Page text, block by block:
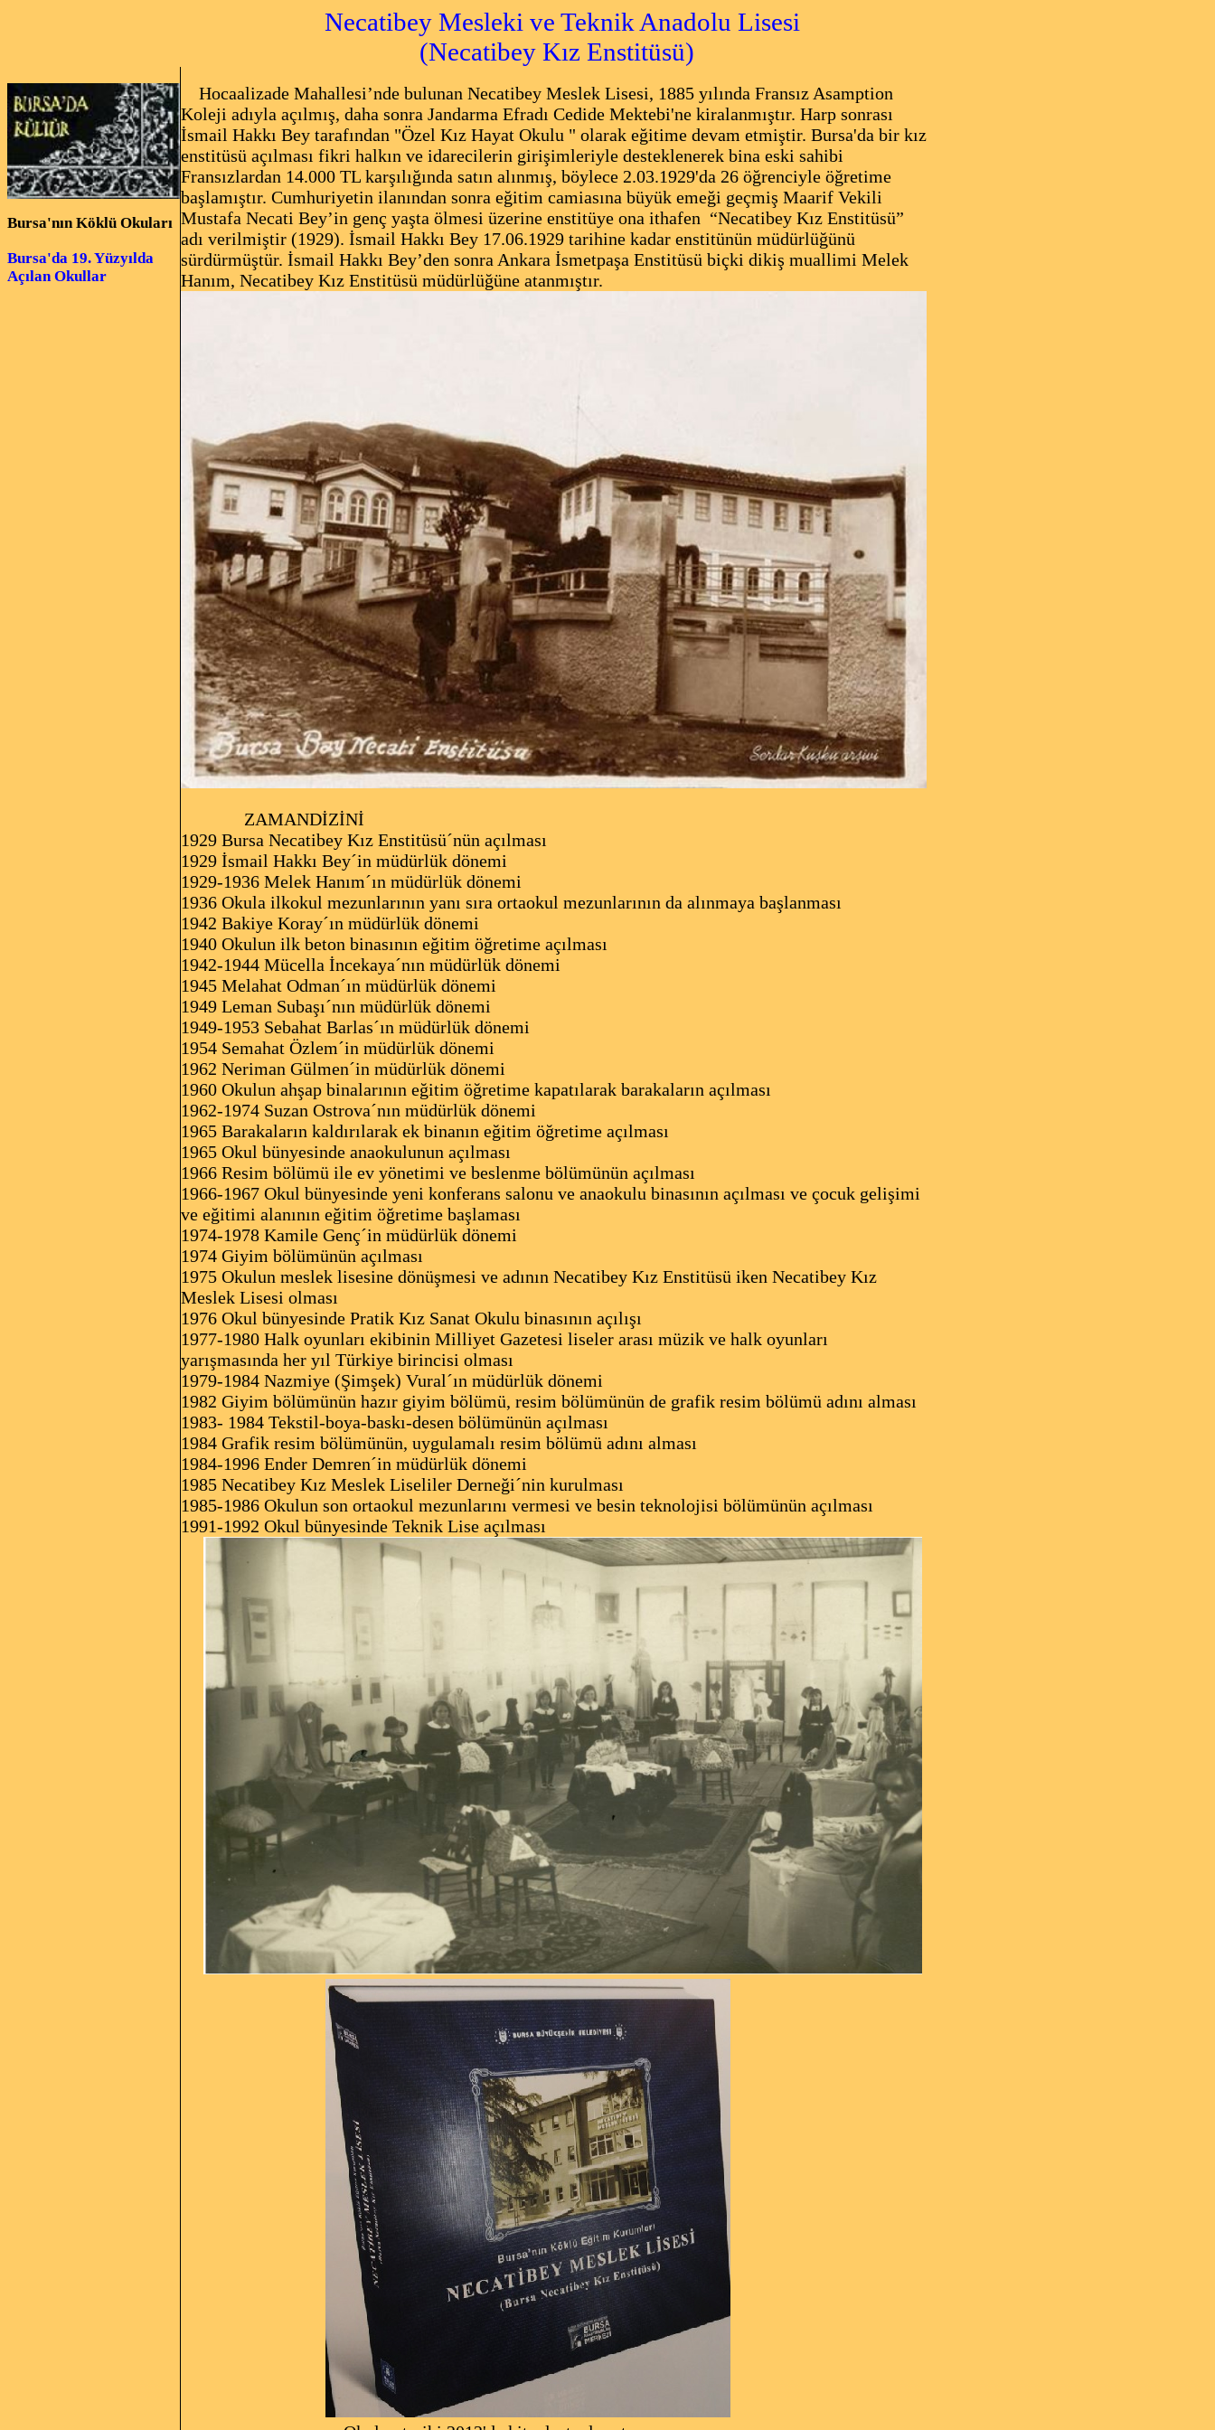
Necatibey Mesleki ve Teknik Anadolu Lisesi
(Necatibey Kız Enstitüsü)
Bursa'nın Köklü Okuları
Bursa'da 19. Yüzyılda
Açılan Okullar
Hocaalizade Mahallesi’nde bulunan Necatibey Meslek Lisesi, 1885 yılında Fransız Asamption
Koleji adıyla açılmış, daha sonra Jandarma Efradı Cedide Mektebi'ne kiralanmıştır. Harp sonrası
İsmail Hakkı Bey tarafından "Özel Kız Hayat Okulu " olarak eğitime devam etmiştir. Bursa'da bir kız
enstitüsü açılması fikri halkın ve idarecilerin girişimleriyle desteklenerek bina eski sahibi
Fransızlardan 14.000 TL karşılığında satın alınmış, böylece 2.03.1929'da 26 öğrenciyle öğretime
başlamıştır. Cumhuriyetin ilanından sonra eğitim camiasına büyük emeği geçmiş Maarif Vekili
Mustafa Necati Bey’in genç yaşta ölmesi üzerine enstitüye ona ithafen “Necatibey Kız Enstitüsü”
adı verilmiştir (1929). İsmail Hakkı Bey 17.06.1929 tarihine kadar enstitünün müdürlüğünü
sürdürmüştür. İsmail Hakkı Bey’den sonra Ankara İsmetpaşa Enstitüsü biçki dikiş muallimi Melek
Hanım, Necatibey Kız Enstitüsü müdürlüğüne atanmıştır.
ZAMANDİZİNİ
1929 Bursa Necatibey Kız Enstitüsü´nün açılması
1929 İsmail Hakkı Bey´in müdürlük dönemi
1929-1936 Melek Hanım´ın müdürlük dönemi
1936 Okula ilkokul mezunlarının yanı sıra ortaokul mezunlarının da alınmaya başlanması
1942 Bakiye Koray´ın müdürlük dönemi
1940 Okulun ilk beton binasının eğitim öğretime açılması
1942-1944 Mücella İncekaya´nın müdürlük dönemi
1945 Melahat Odman´ın müdürlük dönemi
1949 Leman Subaşı´nın müdürlük dönemi
1949-1953 Sebahat Barlas´ın müdürlük dönemi
1954 Semahat Özlem´in müdürlük dönemi
1962 Neriman Gülmen´in müdürlük dönemi
1960 Okulun ahşap binalarının eğitim öğretime kapatılarak barakaların açılması
1962-1974 Suzan Ostrova´nın müdürlük dönemi
1965 Barakaların kaldırılarak ek binanın eğitim öğretime açılması
1965 Okul bünyesinde anaokulunun açılması
1966 Resim bölümü ile ev yönetimi ve beslenme bölümünün açılması
1966-1967 Okul bünyesinde yeni konferans salonu ve anaokulu binasının açılması ve çocuk gelişimi
ve eğitimi alanı­nın eğitim öğretime başlaması
1974-1978 Kamile Genç´in müdürlük dönemi
1974 Giyim bölümünün açılması
1975 Okulun meslek lisesine dönüşmesi ve adının Necatibey Kız Enstitüsü iken Necatibey Kız
Meslek Lisesi olması
1976 Okul bünyesinde Pratik Kız Sanat Okulu binasının açılışı
1977-1980 Halk oyunları ekibinin Milliyet Gazetesi liseler arası müzik ve halk oyunları
yarışmasında her yıl Türkiye birincisi olması
1979-1984 Nazmiye (Şimşek) Vural´ın müdürlük dönemi
1982 Giyim bölümünün hazır giyim bölümü, resim bölümünün de grafik resim bölümü adını alması
1983- 1984 Tekstil-boya-baskı-desen bölümünün açılması
1984 Grafik resim bölümünün, uygulamalı resim bölümü adını alması
1984-1996 Ender Demren´in müdürlük dönemi
1985 Necatibey Kız Meslek Liseliler Derneği´nin kurulması
1985-1986 Okulun son ortaokul mezunlarını vermesi ve besin teknolojisi bölümünün açılması
1991-1992 Okul bünyesinde Teknik Lise açılması